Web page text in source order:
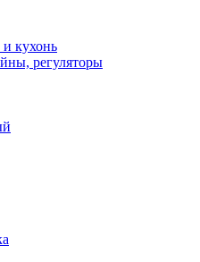
кухонь
регуляторы